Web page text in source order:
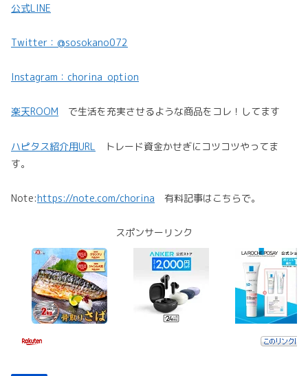
公式LINE
Twitter：@sosokano072
Instagram：chorina_option
楽天ROOM で生活を充実させるような商品をコレ！してます
ハピタス紹介用URL
トレード資金かせぎにコツコツやってま
す。
Note:https://note.com/chorina 有料記事はこちらで。
スポンサーリンク